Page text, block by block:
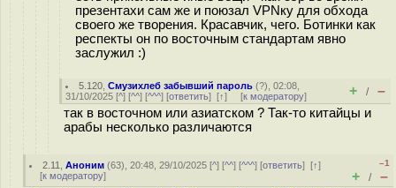
презентахи сам же и поюзал VPNку для обхода
своего же творения. Красавчик, чего. Ботинки как
респекты он по восточным стандартам явно
заслужил :)
5.120 ,Смузихлеб забывший пароль (?), 02:08,
31/10/2025 [^] [^^] [^^^] [ответить] [↑] [к модератору] + / –
так в восточном или азиатском ? Так-то китайцы и
арабы несколько различаются
2.11 ,Аноним (63), 20:48, 29/10/2025 [^] [^^] [^^^] [ответить][↑]
[к модератору]
–1
+ / –